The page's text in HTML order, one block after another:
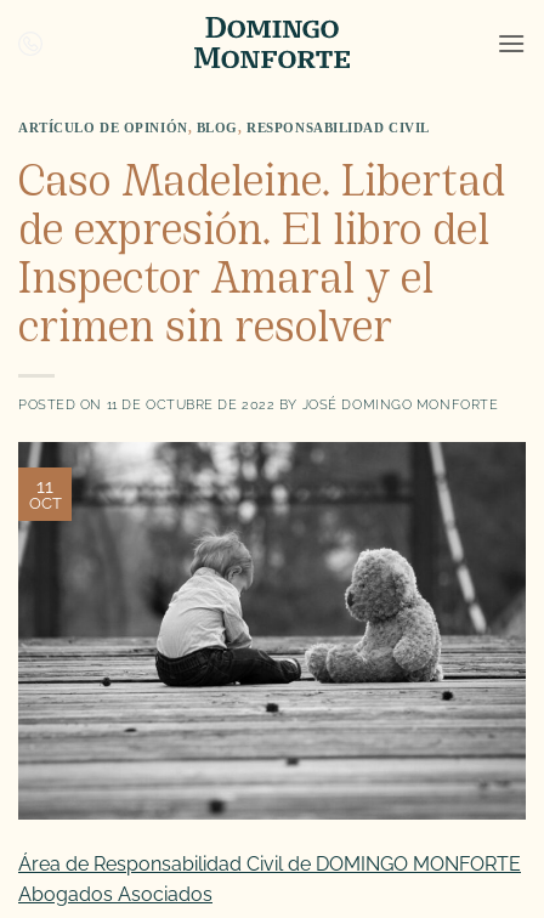
ARTÍCULO DE OPINIÓN, BLOG,RESPONSABILIDAD CIVIL
Caso Madeleine. Libertad
de expresión. El libro del
Inspector Amaral y el
crimen sin resolver
POSTED ON 11 DE OCTUBRE DE 2022 BY JOSÉ DOMINGO MONFORTE
11
OCT
Área de Responsabilidad Civil de DOMINGO MONFORTE
Abogados Asociados